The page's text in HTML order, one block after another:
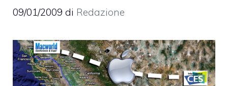
09/01/2009 di Redazione